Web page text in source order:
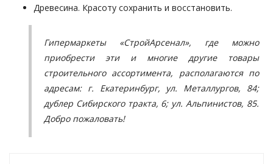
Древесина. Красоту сохранить и восстановить.
Гипермаркеты «СтройАрсенал», где можно
приобрести эти и многие другие товары
строительного ассортимента, располагаются по
адресам: г. Екатеринбург, ул. Металлургов, 84;
дублер Сибирского тракта, 6; ул. Альпинистов, 85.
Добро пожаловать!